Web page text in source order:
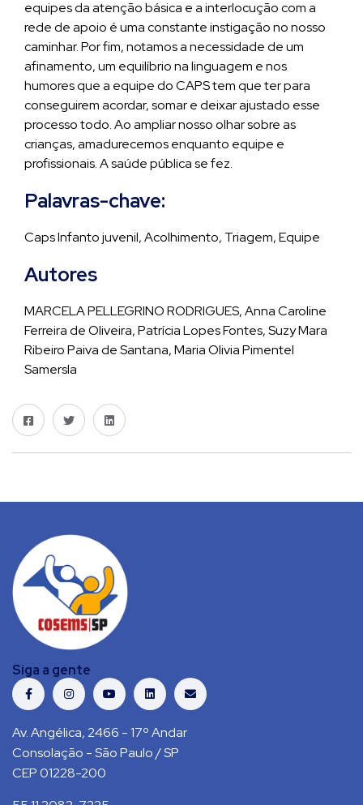
equipes da atenção básica e a interlocução com a
rede de apoio é uma constante instigação no nosso
caminhar. Por fim, notamos a necessidade de um
afinamento, um equilíbrio na linguagem e nos
humores que a equipe do CAPS tem que ter para
conseguirem acordar, somar e deixar ajustado esse
processo todo. Ao ampliar nosso olhar sobre as
crianças, amadurecemos enquanto equipe e
profissionais. A saúde pública se fez.
Palavras-chave:
Caps Infanto juvenil, Acolhimento, Triagem, Equipe
Autores
MARCELA PELLEGRINO RODRIGUES, Anna Caroline
Ferreira de Oliveira, Patrícia Lopes Fontes, Suzy Mara
Ribeiro Paiva de Santana, Maria Olivia Pimentel
Samersla
Siga a gente
Av. Angélica, 2466 - 17º Andar
Consolação - São Paulo / SP
CEP 01228-200